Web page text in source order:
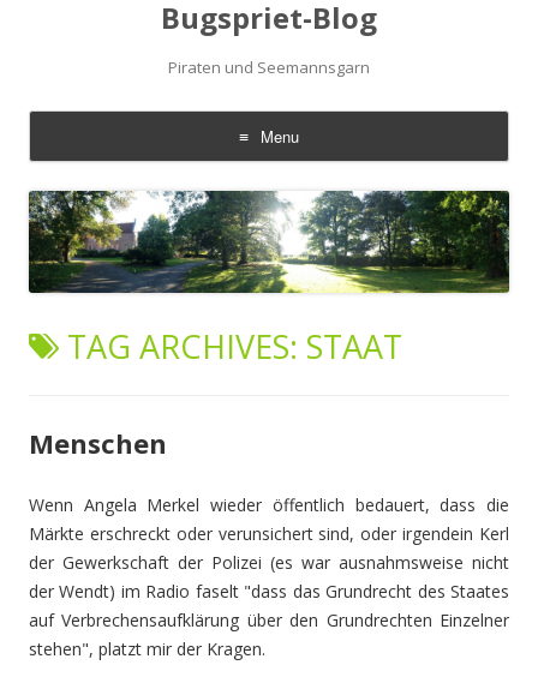
Bugspriet-Blog
Piraten und Seemannsgarn
Menu
Skip
to
content
TAG ARCHIVES: STAAT
Menschen
Wenn Angela Merkel wieder öffentlich bedauert, dass die
Märkte erschreckt oder verunsichert sind, oder irgendein Kerl
der Gewerkschaft der Polizei (es war ausnahmsweise nicht
der Wendt) im Radio faselt "dass das Grundrecht des Staates
auf Verbrechensaufklärung über den Grundrechten Einzelner
stehen", platzt mir der Kragen.